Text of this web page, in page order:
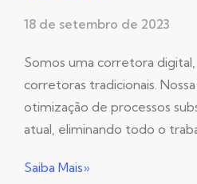
18 de setembro de 2023
Somos uma corretora
corretoras tradicionais.
otimização de processos
atual, eliminando todo o
Saiba Mais»